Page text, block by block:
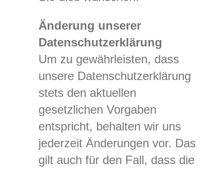
Änderung unserer
Datenschutzerklärung
Um zu gewährleisten, dass
unsere Datenschutzerklärung
stets den aktuellen
gesetzlichen Vorgaben
entspricht, behalten wir uns
jederzeit Änderungen vor. Das
gilt auch für den Fall, dass die